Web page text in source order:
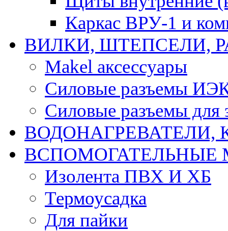
Каркас ВРУ-1 и
ВИЛКИ, ШТЕПСЕЛИ,
Makel аксессуары
Силовые разъемы
Силовые разъемы для
ВОДОНАГРЕВАТЕЛИ,
ВСПОМОГАТЕЛЬНЫЕ
Изолента ПВХ И ХБ
Термоусадка
Для пайки